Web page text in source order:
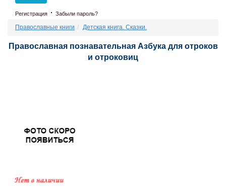
Регистрация · Забыли пароль?
Православные книги Детская книга. Сказки.
Православная познавательная Азбука для отроков
и отроковиц